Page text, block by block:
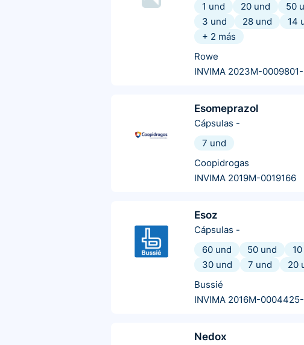
1 und
20 und 50
3 und
28 und 14
+ 2 más
Rowe
INVIMA 2023M-0009801-
Esomeprazol
Cápsulas -
7 und
Coopidrogas
INVIMA 2019M-0019166
Esoz
Cápsulas -
60 und
50 und
30 und
7 und 20
Bussié
INVIMA 2016M-0004425-
Nedox